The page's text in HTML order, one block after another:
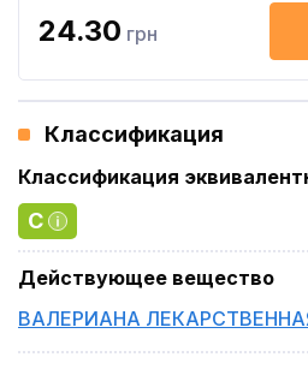
24.30 грн
Классификация
Классификация
C
Действующее вещество
ВАЛЕРИАНА